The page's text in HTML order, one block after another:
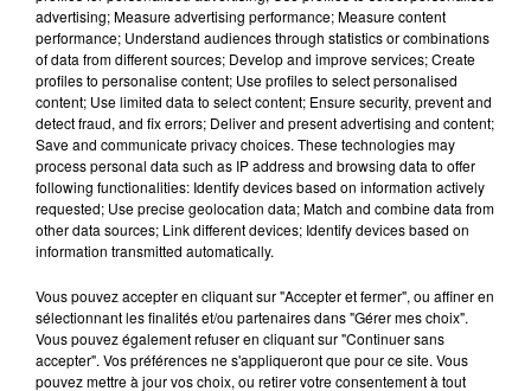
Musique
7 août 2026
RÜFÜS DU SOL annonce un nouvel
album après sa tournée mondiale
Angèle et Amélie Lens dévoilent leur
advertising; Measure advertising performance; Measure content
performance; Understand audiences through statistics or combinations
of data from different sources; Develop and improve services; Create
profiles to personalise content; Use profiles to select personalised
content; Use limited data to select content; Ensure security, prevent and
detect fraud, and fix errors; Deliver and present advertising and content;
Save and communicate privacy choices. These technologies may
process personal data such as IP address and browsing data to offer
following functionalities: Identify devices based on information actively
requested; Use precise geolocation data; Match and combine data from
other data sources; Link different devices; Identify devices based on
information transmitted automatically.
Vous pouvez accepter en cliquant sur "Accepter et fermer", ou affiner en
sélectionnant les finalités et/ou partenaires dans "Gérer mes choix".
Vous pouvez également refuser en cliquant sur "Continuer sans
accepter". Vos préférences ne s'appliqueront que pour ce site. Vous
pouvez mettre à jour vos choix, ou retirer votre consentement à tout